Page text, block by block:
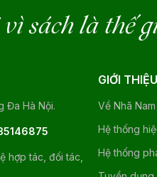
sách là thế
Đa Hà Nội.
hợp tác, đối tác,
GIỚI THIỆU
Về Nhã Nam
Hệ thống
Hệ thống